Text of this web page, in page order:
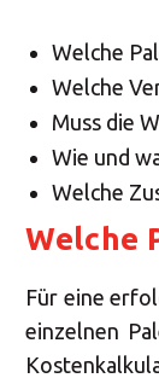
Welche
Welche
Muss die
Wie und
Welche
Welche
Für eine
einzelnen